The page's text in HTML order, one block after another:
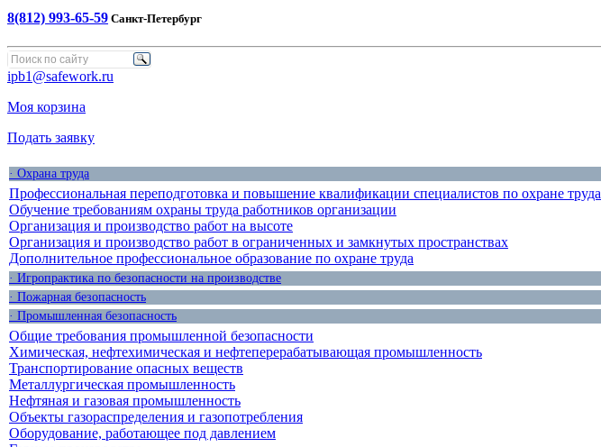
8(812) 993-65-59 Санкт-Петербург
ipb1@safework.ru
Моя корзина
Подать заявку
· Охрана труда
Профессиональная переподготовка и повышение квалификации специалистов по охране труда
Обучение требованиям охраны труда работников организации
Организация и производство работ на высоте
Организация и производство работ в ограниченных и замкнутых пространствах
Дополнительное профессиональное образование по охране труда
· Игропрактика по безопасности на производстве
· Пожарная безопасность
· Промышленная безопасность
Общие требования промышленной безопасности
Химическая, нефтехимическая и нефтеперерабатывающая промышленность
Транспортирование опасных веществ
Металлургическая промышленность
Нефтяная и газовая промышленность
Объекты газораспределения и газопотребления
Оборудование, работающее под давлением